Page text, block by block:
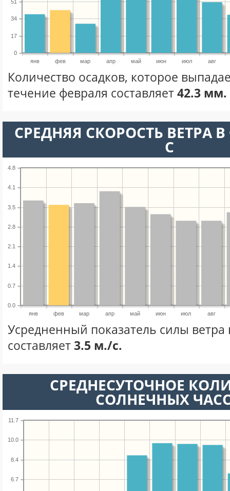
янв фев мар апр май июн июл авг
0
17
34
51
Количество осадков, которое
течение февраля составляет42.3 мм.
СРЕДНЯЯ СКОРОСТЬ ВЕТРА
С
янв фев мар апр май июн июл авг
0.0
0.7
1.4
2.1
2.8
3.5
4.1
4.8
Усредненный показатель силы ветра
составляет3.5 м./с.
СРЕДНЕСУТОЧНОЕ
СОЛНЕЧНЫХ
6.7
8.4
10.0
11.7